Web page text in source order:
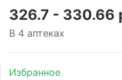
326.7 - 330.66
В 4 аптеках
Избранное